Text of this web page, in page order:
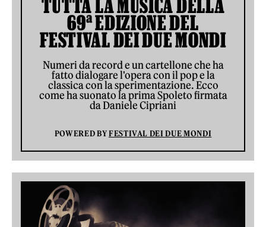
TUTTA LA MUSICA DELLA
69ª EDIZIONE DEL
FESTIVAL DEI DUE MONDI
Numeri da record e un cartellone che ha
fatto dialogare l'opera con il pop e la
classica con la sperimentazione. Ecco
come ha suonato la prima Spoleto firmata
da Daniele Cipriani
POWERED BYFESTIVAL DEI DUE MONDI